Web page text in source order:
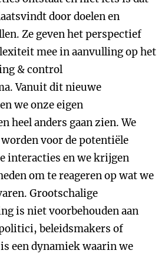
door doelen en
Ze geven het perspectief
mee in aanvulling op het
& control
Vanuit dit nieuwe
we onze eigen
heel anders gaan zien. We
voor de potentiële
interacties en we krijgen
om te reageren op wat we
Grootschalige
is niet voorbehouden aan
beleidsmakers of
een dynamiek waarin we